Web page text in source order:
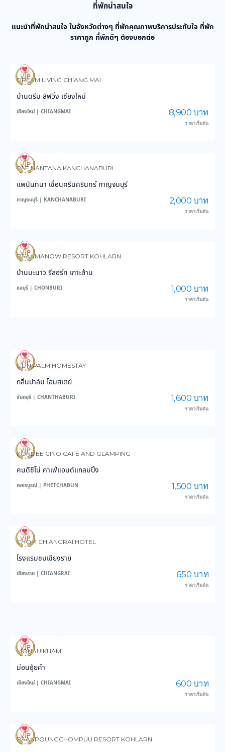
ที่พักน่าสนใจ
แนะนำที่พักน่าสนใจ ในจังหวัดต่างๆ ที่พักคุณภาพบริการประทับใจ ที่พัก
ราคาถูก ที่พักดีๆ ต้องบอกต่อ
991
DREAM LIVING CHIANG MAI
บ้านดรีม ลิฟวิ่ง เชียงใหม่
เชียงใหม่ | CHIANGMAI 8,900 บาท
ราคาเริ่มต้น
3,891
PAE NANTANA KANCHANABURI
แพนันทนา เขื่อนศรีนครินทร์ กาญจนบุรี
กาญจนบุรี | KANCHANABURI 2,000 บาท
ราคาเริ่มต้น
4,089
BAANMANOW RESORT KOHLARN
บ้านมะนาว รีสอร์ท เกาะล้าน
ชลบุรี | CHONBURI 1,000 บาท
ราคาเริ่มต้น
3,790
GLIN PALM HOMESTAY
กลิ่นปาล์ม โฮมสเตย์
จันทบุรี | CHANTHABURI 1,600 บาท
ราคาเริ่มต้น
3,194
KONDEE CINO CAFÈ AND GLAMPING
คนดีชิโน่ คาเฟ่แอนด์แกลมปิ้ง
เพชรบูรณ์ | PHETCHABUN 1,500 บาท
ราคาเริ่มต้น
3,647
CHOM CHIANGRAI HOTEL
โรงแรมชมเชียงราย
เชียงราย | CHIANGRAI 650 บาท
ราคาเริ่มต้น
4,004
MONAUIKHAM
ม่อนอุ้ยคำ
เชียงใหม่ | CHIANGMAI 600 บาท
ราคาเริ่มต้น
4,199
BAANPOUNGCHOMPUU RESORT KOHLARN